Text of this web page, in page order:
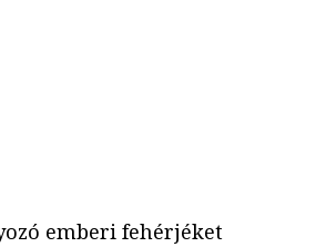
emberi fehérjéket